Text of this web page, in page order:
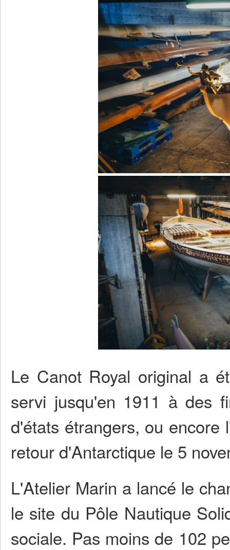
Le Canot Royal original a
servi jusqu'en 1911 à des
d'états étrangers, ou
retour d'Antarctique le 5
L'Atelier Marin a lancé le
le site du Pôle Nautique
sociale. Pas moins de 102